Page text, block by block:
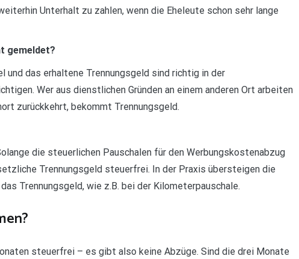
Unterhalt zu zahlen, wenn die Eheleute schon sehr lange
gemeldet?
das erhaltene Trennungsgeld sind richtig in der
Wer aus dienstlichen Gründen an einem anderen Ort arbeiten
zurückkehrt, bekommt Trennungsgeld.
die steuerlichen Pauschalen für den Werbungskostenabzug
Trennungsgeld steuerfrei. In der Praxis übersteigen die
Trennungsgeld, wie z.B. bei der Kilometerpauschale.
steuerfrei – es gibt also keine Abzüge. Sind die drei Monate